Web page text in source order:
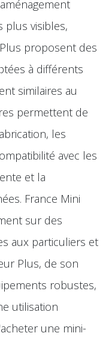
plus visibles,
proposent des
à différents
similaires au
permettent de
les
avec les
et la
France Mini
sur des
aux particuliers et
Plus, de son
robustes,
utilisation
une mini-